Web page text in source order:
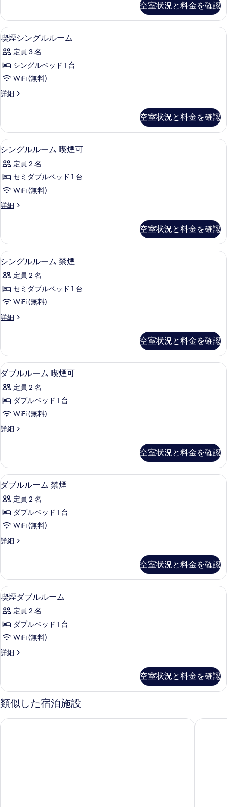
条
件
ー
ム
の
す
べ
て
の
を
表
示
す
る
グ
ル
ル
ム
の
細
空室状況と料金を確認
喫
煙
シ
ン
ル
ー
ム
の
す
べ
て
の
を
表
示
す
る
1
喫煙シングルルーム
定員 3 名
シングルベッド 1 台
WiFi (無料)
詳細
喫
グ
ル
ル
ム
の
細
空室状況と料金を確認
シ
ン
グ
ル
ー
喫
煙
可
の
す
べ
て
真
を
表
示
す
3
シングルルーム 喫煙可
定員 2 名
セミダブルベッド 1 台
WiFi (無料)
詳細
シ
ル
ー
ム
煙
可
詳
細
空室状況と料金を確認
シ
ン
グ
ル
ー
禁
煙
の
す
べ
て
の
を
表
示
す
る
3
シングルルーム 禁煙
定員 2 名
セミダブルベッド 1 台
WiFi (無料)
詳細
シ
ル
ー
ム
禁
煙
の
細
空室状況と料金を確認
ダ
ブ
ル
ル
ム
煙
可
の
す
べ
て
の
を
表
示
す
る
1
ダブルルーム 喫煙可
定員 2 名
ダブルベッド 1 台
WiFi (無料)
詳細
ダ
ー
ム
喫
煙
可
の
細
空室状況と料金を確認
ダ
ブ
ル
ル
ム
煙
の
す
べ
て
の
写
表
示
す
1
ダブルルーム 禁煙
定員 2 名
ダブルベッド 1 台
WiFi (無料)
詳細
ダ
ー
ム
禁
の
詳
空室状況と料金を確認
喫
煙
ダ
ブ
ル
ム
の
す
べ
1
喫煙ダブルルーム
定員 2 名
ダブルベッド 1 台
WiFi (無料)
詳細
喫
ル
ル
ー
の
空室状況と料金を確認
類似した宿泊施設
スーパーホテル三原駅前 三原国